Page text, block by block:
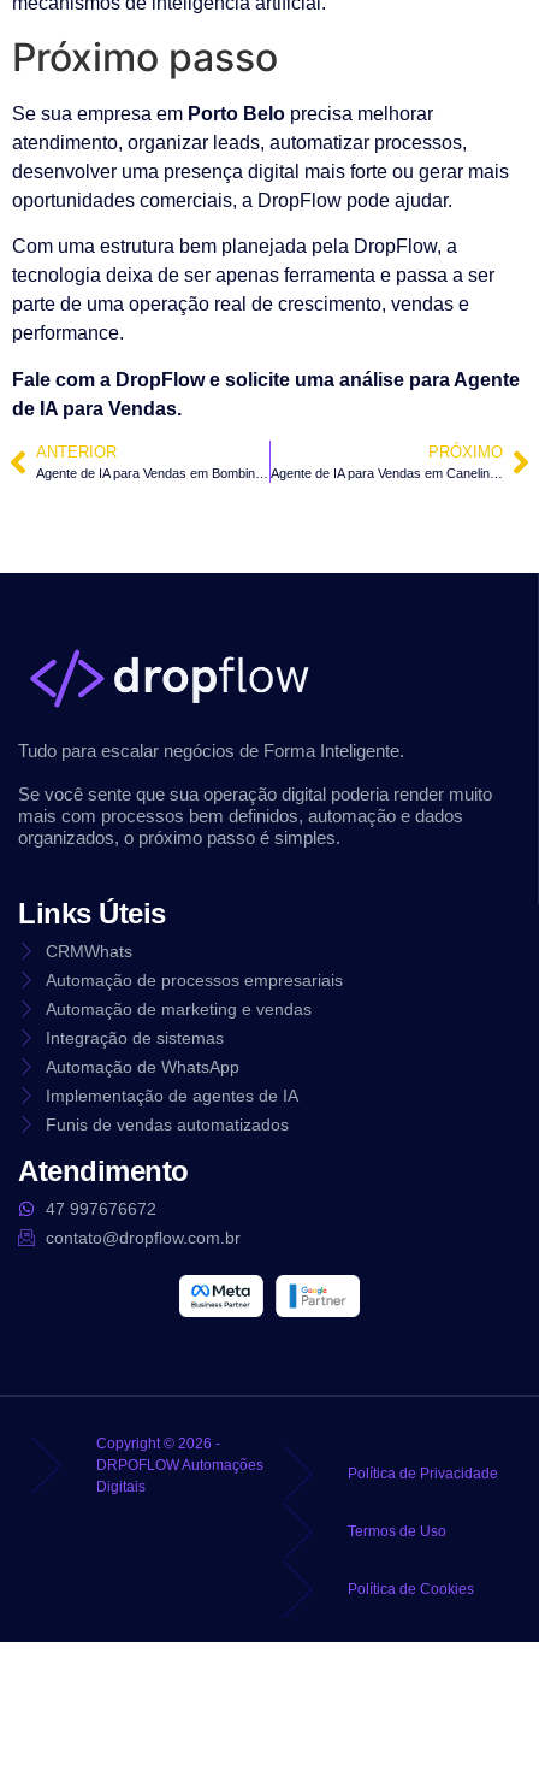
Próximo passo
Se sua empresa em Porto Belo precisa melhorar
atendimento, organizar leads, automatizar processos,
desenvolver uma presença digital mais forte ou gerar mais
oportunidades comerciais, a DropFlow pode ajudar.
Com uma estrutura bem planejada pela DropFlow, a
tecnologia deixa de ser apenas ferramenta e passa a ser
parte de uma operação real de crescimento, vendas e
performance.
Fale com a DropFlow e solicite uma análise para Agente
de IA para Vendas.
ANTERIOR PRÓXIMO
Agente de IA para Vendas em Canelinha – SC
Tudo para escalar negócios de Forma Inteligente.
Se você sente que sua operação digital poderia render muito
mais com processos bem definidos, automação e dados
organizados, o próximo passo é simples.
Links Úteis
CRMWhats
Automação de processos empresariais
Automação de marketing e vendas
Integração de sistemas
Automação de WhatsApp
Implementação de agentes de IA
Funis de vendas automatizados
Atendimento
47 997676672
contato@dropflow.com.br
Copyright © 2026 -
DRPOFLOW Automações
Digitais
Política de Privacidade
Termos de Uso
Política de Cookies